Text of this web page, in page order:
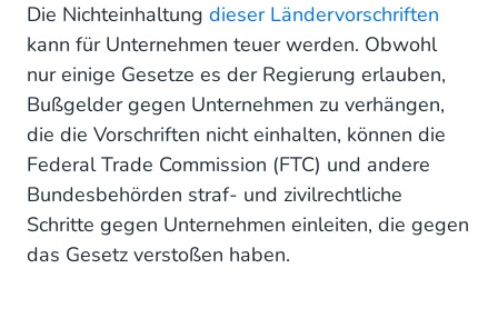
Die Nichteinhaltung dieser Ländervorschriften
kann für Unternehmen teuer werden. Obwohl
nur einige Gesetze es der Regierung erlauben,
Bußgelder gegen Unternehmen zu verhängen,
die die Vorschriften nicht einhalten, können die
Federal Trade Commission (FTC) und andere
Bundesbehörden straf- und zivilrechtliche
Schritte gegen Unternehmen einleiten, die gegen
das Gesetz verstoßen haben.